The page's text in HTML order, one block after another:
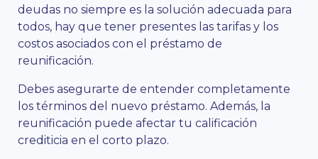
deudas no siempre es la solución adecuada para
todos, hay que tener presentes las tarifas y los
costos asociados con el préstamo de
reunificación.
Debes asegurarte de entender completamente
los términos del nuevo préstamo. Además, la
reunificación puede afectar tu calificación
crediticia en el corto plazo.